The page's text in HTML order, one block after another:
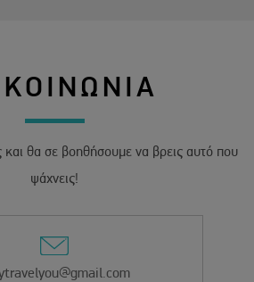
και θα σε βοηθήσουμε να βρεις αυτό που
ψάχνεις!